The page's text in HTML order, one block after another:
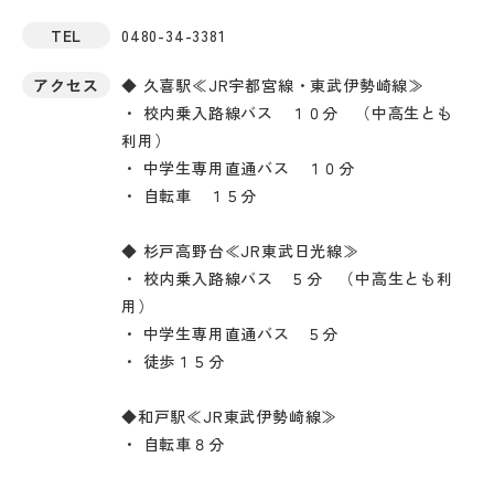
TEL 0480-34-3381
アクセス
◆ 久喜駅≪JR宇都宮線・東武伊勢崎線≫
・ 校内乗入路線バス １０分 （中高生とも
利用）
・ 中学生専用直通バス １０分
・ 自転車 １５分
◆ 杉戸高野台≪JR東武日光線≫
・ 校内乗入路線バス ５分 （中高生とも利
用）
・ 中学生専用直通バス ５分
・ 徒歩１５分
◆和戸駅≪JR東武伊勢崎線≫
・ 自転車８分